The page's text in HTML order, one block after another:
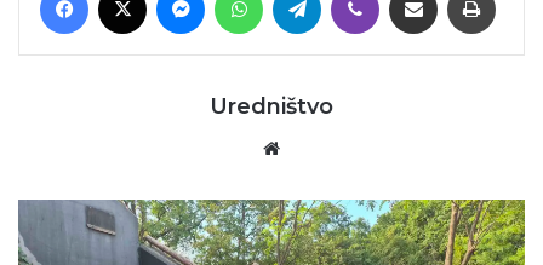
Uredništvo